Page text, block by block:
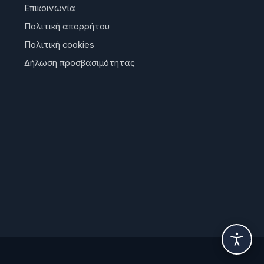
Επικοινωνία
Πολιτική απορρήτου
Πολιτική cookies
Δήλωση προσβασιμότητας